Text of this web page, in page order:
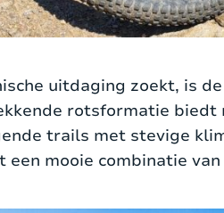
uitdaging zoekt, is
rotsformatie
trails met stevige
mooie combinatie